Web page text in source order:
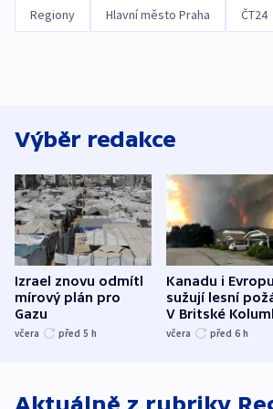
Regiony Hlavní město Praha ČT24
Výběr redakce
Izrael znovu odmítl
mírový plán pro
Gazu
včera před 5 h
Kanadu i
sužují lesní
V Britské
evakuovali
včera před 6 h